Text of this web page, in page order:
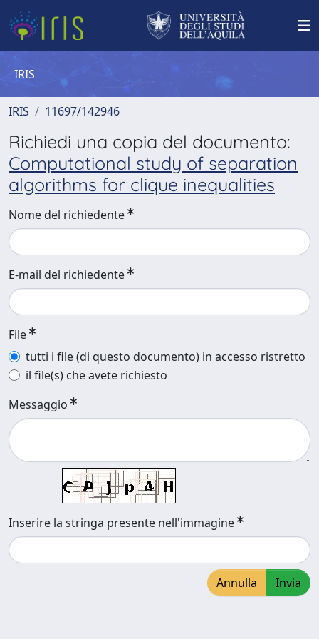
IRIS
IRIS 11697/142946
Richiedi una copia del documento:
Computational study of separation
algorithms for clique inequalities
Nome del richiedente
E-mail del richiedente
File
tutti i file (di questo documento) in accesso ristretto
il file(s) che avete richiesto
Messaggio
Inserire la stringa presente nell'immagine
Annulla Invia